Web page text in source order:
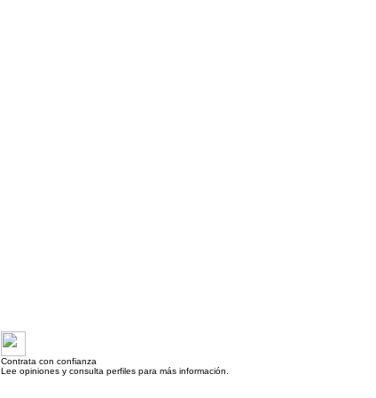
Contrata con confianza
Lee opiniones y consulta perfiles para más información.